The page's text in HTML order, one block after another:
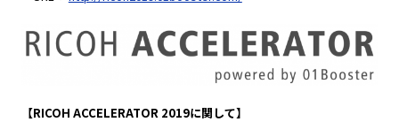
【RICOH ACCELERATOR 2019に関して】